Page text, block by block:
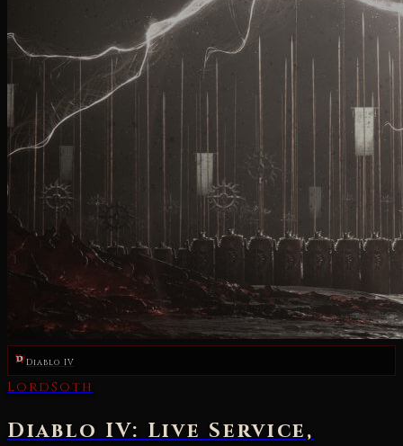
Diablo IV
LordSoth
Diablo IV: Live Service,